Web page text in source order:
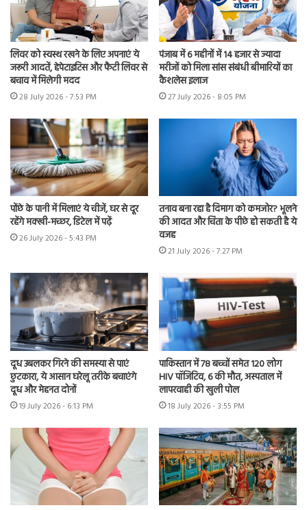
लिवर को स्वस्थ रखने के लिए अपनाएं ये
जरूरी आदतें, हेपेटाइटिस और फैटी लिवर से
बचाव में मिलेगी मदद
28 July 2026 - 7:53 PM
पंजाब में 6 महीनों में 14 हजार से ज्यादा
मरीजों को मिला सांस संबंधी बीमारियों का
कैशलेस इलाज
27 July 2026 - 8:05 PM
पोंछे के पानी में मिलाएं ये चीजें, घर से दूर
रहेंगे मक्खी-मच्छर, डिटेल में पढ़ें
26 July 2026 - 5:43 PM
तनाव बना रहा है दिमाग को कमजोर? भूलने
की आदत और चिंता के पीछे हो सकती है ये
वजह
21 July 2026 - 7:27 PM
दूध उबलकर गिरने की समस्या से पाएं
छुटकारा, ये आसान घरेलू तरीके बचाएंगे
दूध और मेहनत दोनों
19 July 2026 - 6:13 PM
पाकिस्तान में 78 बच्चों समेत 120 लोग
HIV पॉजिटिव, 6 की मौत, अस्पताल में
लापरवाही की खुली पोल
18 July 2026 - 3:55 PM